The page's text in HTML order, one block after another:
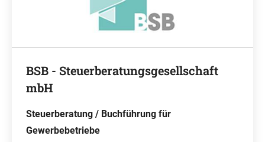
BSB - Steuerberatungsgesellschaft
mbH
Steuerberatung / Buchführung für
Gewerbebetriebe